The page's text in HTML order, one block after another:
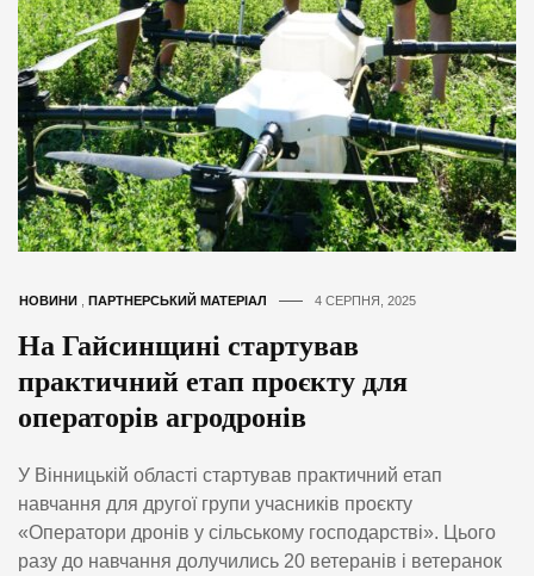
НОВИНИ ПАРТНЕРСЬКИЙ МАТЕРІАЛ 4 СЕРПНЯ, 2025
На Гайсинщині стартував
практичний етап проєкту для
операторів агродронів
У Вінницькій області стартував практичний етап
навчання для другої групи учасників проєкту
«Оператори дронів у сільському господарстві». Цього
разу до навчання долучились 20 ветеранів і ветеранок